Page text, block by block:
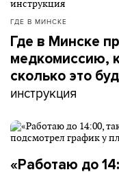
ГДЕ В МИНСКЕ
Где в Минске
медкомиссию,
сколько это
инструкция
«Работаю до